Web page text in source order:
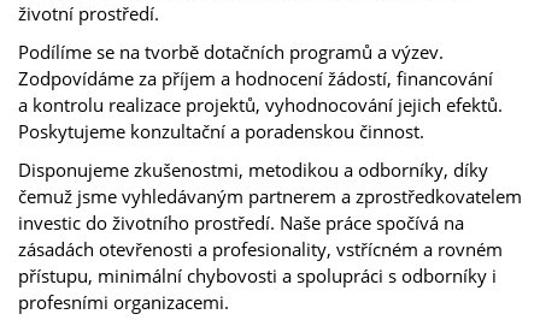
životní prostředí.
Podílíme se na tvorbě dotačních programů a výzev.
Zodpovídáme za příjem a hodnocení žádostí, financování
a kontrolu realizace projektů, vyhodnocování jejich efektů.
Poskytujeme konzultační a poradenskou činnost.
Disponujeme zkušenostmi, metodikou a odborníky, díky
čemuž jsme vyhledávaným partnerem a zprostředkovatelem
investic do životního prostředí. Naše práce spočívá na
zásadách otevřenosti a profesionality, vstřícném a rovném
přístupu, minimální chybovosti a spolupráci s odborníky i
profesními organizacemi.